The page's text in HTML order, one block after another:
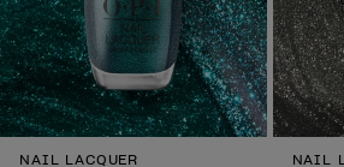
NAIL LACQUER
NAIL